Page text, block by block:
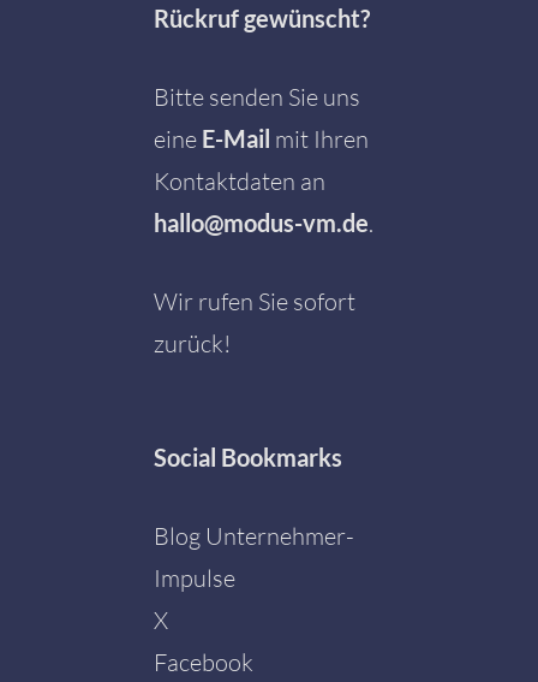
Rückruf gewünscht?
Bitte senden Sie uns
eine E-Mail mit Ihren
Kontaktdaten an
hallo@modus-vm.de.
Wir rufen Sie sofort
zurück!
Social Bookmarks
Blog Unternehmer-
Impulse
X
Facebook
Mit dem